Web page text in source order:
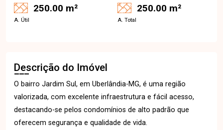
250.00 m²
A. Útil
250.00 m²
A. Total
Descrição do Imóvel
O bairro Jardim Sul, em Uberlândia-MG, é uma região
valorizada, com excelente infraestrutura e fácil acesso,
destacando-se pelos condomínios de alto padrão que
oferecem segurança e qualidade de vida.